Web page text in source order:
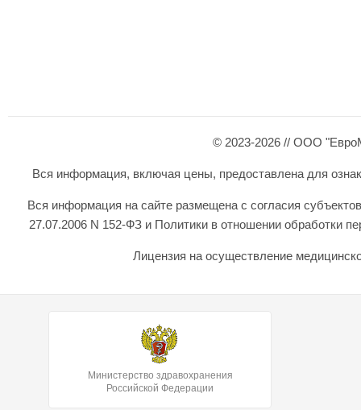
© 2023-2026 // ООО
Вся информация, включая цены, предоставлена для
Вся информация на сайте размещена с согласия
27.07.2006 N 152-ФЗ и Политики в отношении обработки
Лицензия на осуществление
Министерство здравохранения
Российской Федерации